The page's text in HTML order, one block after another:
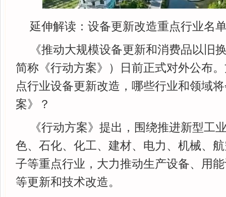
延伸解读：设备更新改造重点行业名
《推动大规模设备更新和消费品以旧
简称《行动方案》）日前正式对外公布
点行业设备更新改造，哪些行业和领域
案》？
《行动方案》提出，围绕推进新型工
色、石化、化工、建材、电力、机械、
子等重点行业，大力推动生产设备、用
等更新和技术改造。